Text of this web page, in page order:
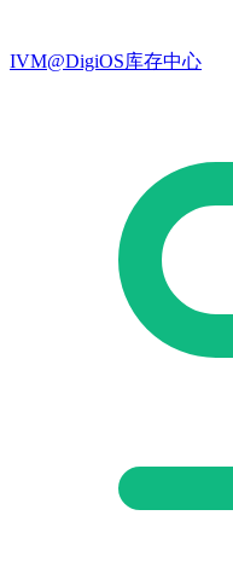
IVM@DigiOS库存中心